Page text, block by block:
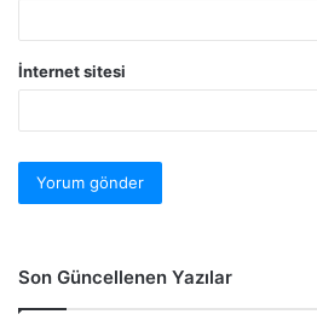
İnternet sitesi
Son Güncellenen Yazılar